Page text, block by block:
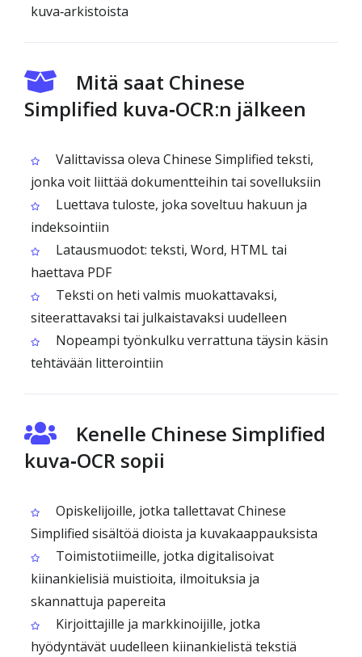
kuva‑arkistoista
Mitä saat Chinese
Simplified kuva‑OCR:n jälkeen
Valittavissa oleva Chinese Simplified teksti,
jonka voit liittää dokumentteihin tai sovelluksiin
Luettava tuloste, joka soveltuu hakuun ja
indeksointiin
Latausmuodot: teksti, Word, HTML tai
haettava PDF
Teksti on heti valmis muokattavaksi,
siteerattavaksi tai julkaistavaksi uudelleen
Nopeampi työnkulku verrattuna täysin käsin
tehtävään litterointiin
Kenelle Chinese Simplified
kuva‑OCR sopii
Opiskelijoille, jotka tallettavat Chinese
Simplified sisältöä dioista ja kuvakaappauksista
Toimistotiimeille, jotka digitalisoivat
kiinankielisiä muistioita, ilmoituksia ja
skannattuja papereita
Kirjoittajille ja markkinoijille, jotka
hyödyntävät uudelleen kiinankielistä tekstiä